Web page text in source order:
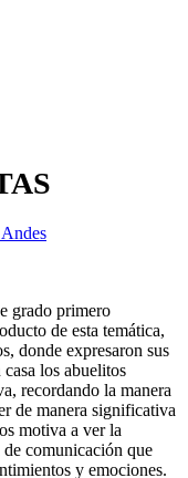
grado primero
de esta temática,
donde expresaron sus
los abuelitos
recordando la manera
de manera significativa
motiva a ver la
comunicación que
y emociones.